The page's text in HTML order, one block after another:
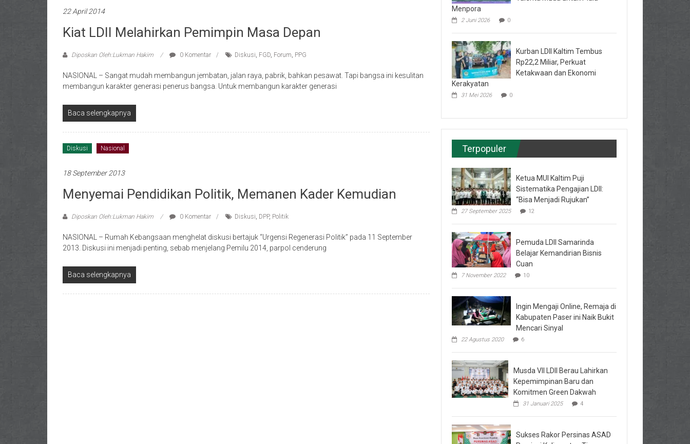
22 April 2014
Kiat LDII Melahirkan Pemimpin Masa Depan
Diposkan Oleh:Lukman Hakim 0 Komentar Diskusi FGD Forum PPG
NASIONAL – Sangat mudah membangun jembatan, jalan raya, pabrik, bahkan pesawat. Tapi bangsa ini kesulitan
membangun karakter generasi penerus bangsa. Untuk membangun karakter generasi
Baca selengkapnya
Diskusi Nasional
18 September 2013
Menyemai Pendidikan Politik, Memanen Kader Kemudian
Diposkan Oleh:Lukman Hakim 0 Komentar Diskusi DPP, Politik
NASIONAL – Rumah Kebangsaan menghelat diskusi bertajuk “Urgensi Regenerasi Politik” pada 11 September
2013. Diskusi ini menjadi penting, sebab menjelang Pemilu 2014, parpol cenderung
Baca selengkapnya
Menpora
2 Juni 2026 0
Kurban LDII Kaltim Tembus
Rp22,2 Miliar, Perkuat
Ketakwaan dan Ekonomi
Kerakyatan
31 Mei 2026 0
Terpopuler
Ketua MUI Kaltim Puji
Sistematika Pengajian LDII:
“Bisa Menjadi Rujukan”
27 September 2025 12
Pemuda LDII Samarinda
Belajar Kemandirian Bisnis
Cuan
7 November 2022 10
Ingin Mengaji Online, Remaja di
Kabupaten Paser ini Naik Bukit
Mencari Sinyal
22 Agustus 2020 6
Musda VII LDII Berau Lahirkan
Kepemimpinan Baru dan
Komitmen Green Dakwah
31 Januari 2025 4
Sukses Rakor Persinas ASAD